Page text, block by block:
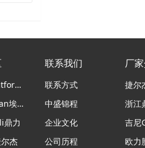
意大利Platform Basket蜘蛛车
日本airman埃尔曼
鼎力
尔杰
联系我们
联系方式
中盛锦程
企业文化
公司历程
厂
捷尔
浙江
吉尼
欧力